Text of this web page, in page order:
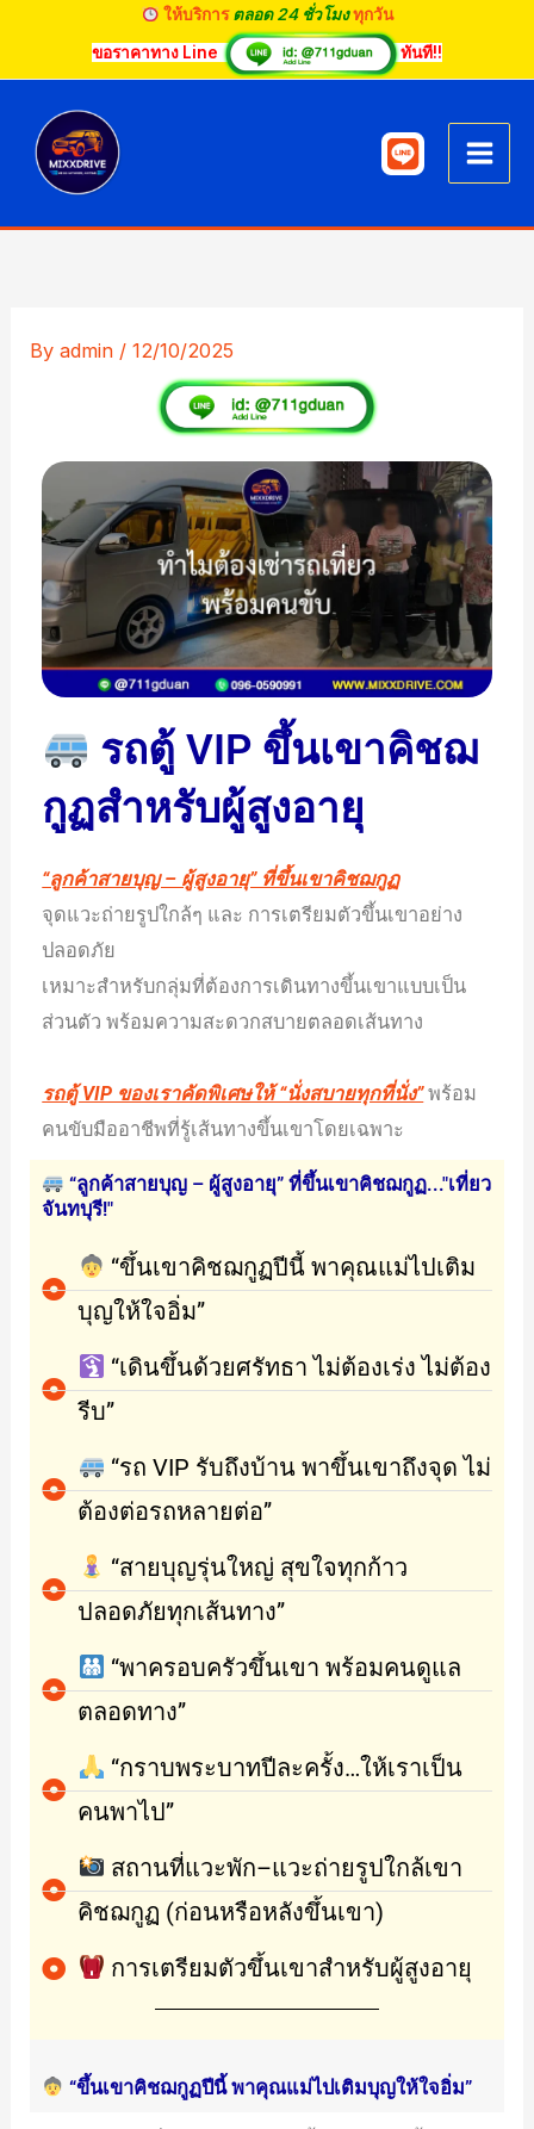
ให้บริการตลอด 24 ชั่วโมงทุกวัน
ขอราคาทาง Line ทันที!!
Byadmin /12/10/2025
รถตู้ VIP ขึ้นเขาคิชฌ
กูฏสำหรับผู้สูงอายุ
“ลูกค้าสายบุญ – ผู้สูงอายุ” ที่ขึ้นเขาคิชฌกูฏ
จุดแวะถ่ายรูปใกล้ๆ และ การเตรียมตัวขึ้นเขาอย่าง
ปลอดภัย
เหมาะสำหรับกลุ่มที่ต้องการเดินทางขึ้นเขาแบบเป็น
ส่วนตัว พร้อมความสะดวกสบายตลอดเส้นทาง
รถตู้ VIP ของเราคัดพิเศษให้ “นั่งสบายทุกที่นั่ง”พร้อม
คนขับมืออาชีพที่รู้เส้นทางขึ้นเขาโดยเฉพาะ
“ลูกค้าสายบุญ – ผู้สูงอายุ” ที่ขึ้นเขาคิชฌกูฏ..."เที่ยว
จันทบุรี!"
“ขึ้นเขาคิชฌกูฏปีนี้ พาคุณแม่ไปเติม
บุญให้ใจอิ่ม”
“เดินขึ้นด้วยศรัทธา ไม่ต้องเร่ง ไม่ต้อง
รีบ”
“รถ VIP รับถึงบ้าน พาขึ้นเขาถึงจุด ไม่
ต้องต่อรถหลายต่อ”
“สายบุญรุ่นใหญ่ สุขใจทุกก้าว
ปลอดภัยทุกเส้นทาง”
“พาครอบครัวขึ้นเขา พร้อมคนดูแล
ตลอดทาง”
“กราบพระบาทปีละครั้ง…ให้เราเป็น
คนพาไป”
สถานที่แวะพัก–แวะถ่ายรูปใกล้เขา
คิชฌกูฏ (ก่อนหรือหลังขึ้นเขา)
การเตรียมตัวขึ้นเขาสำหรับผู้สูงอายุ
“ขึ้นเขาคิชฌกูฏปีนี้ พาคุณแม่ไปเติมบุญให้ใจอิ่ม”